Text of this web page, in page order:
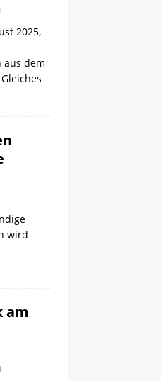
2025,
aus dem
wird
am